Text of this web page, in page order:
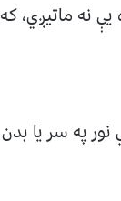
يې نه
په سر يا